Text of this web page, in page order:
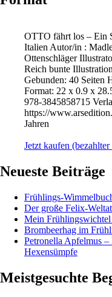
OTTO fährt los – Ein
Italien Autor/in :
Ottenschläger
Reich bunte
Gebunden: 40 Seiten
Format: 22 x 0.9 x
978-3845858715
https://
Jahren
Jetzt kaufen
Neueste Beiträge
Frühlings-
Der große Felix-
Mein
Brombeerhag im
Petronella Apfelmus –
Hexensümpfe
Meistgesuchte